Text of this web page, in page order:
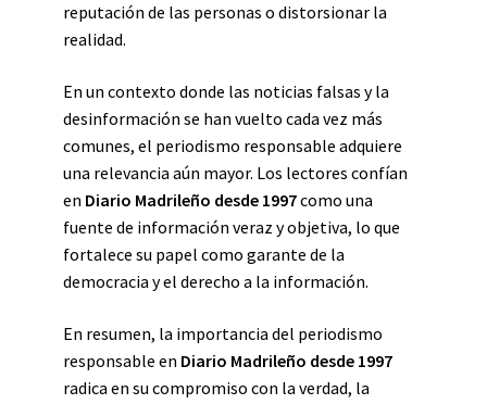
reputación de las personas o distorsionar la
realidad.
En un contexto donde las noticias falsas y la
desinformación se han vuelto cada vez más
comunes, el periodismo responsable adquiere
una relevancia aún mayor. Los lectores confían
en Diario Madrileño desde 1997como una
fuente de información veraz y objetiva, lo que
fortalece su papel como garante de la
democracia y el derecho a la información.
En resumen, la importancia del periodismo
responsable en Diario Madrileño desde 1997
radica en su compromiso con la verdad, la